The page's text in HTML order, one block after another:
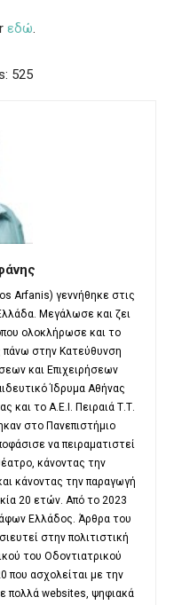
εδώ.
525
Arfanis) γεννήθηκε στις
Μεγάλωσε και ζει
ολοκλήρωσε και το
στην Κατεύθυνση
και Επιχειρήσεων
Ίδρυμα Αθήνας
και το Α.Ε.Ι. Πειραιά Τ.Τ.
στο Πανεπιστήμιο
να πειραματιστεί
κάνοντας την
κάνοντας την παραγωγή
20 ετών. Από το 2023
Ελλάδος. Άρθρα του
στην πολιτιστική
του Οδοντιατρικού
που ασχολείται με την
πολλά websites, ψηφιακά